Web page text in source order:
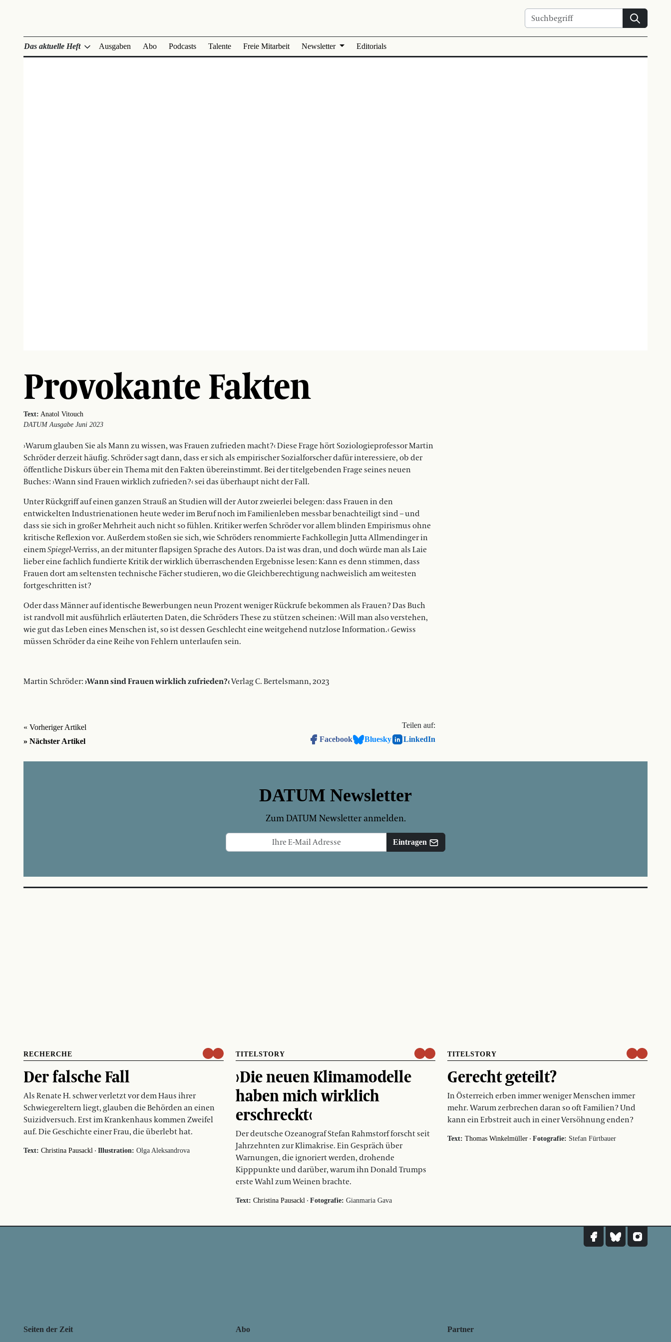
Suchen
Das aktuelle Heft Ausgaben Abo Podcasts Talente Freie Mitarbeit Newsletter Editorials
Provokante Fakten
Text: Anatol Vitouch
DATUM Ausgabe Juni 2023
›Warum glauben Sie als Mann zu wissen, was Frauen zufrieden macht?‹ Diese Frage hört Soziologieprofessor Martin
Schröder derzeit häufig. Schröder sagt dann, dass er sich als empirischer Sozialforscher dafür interessiere, ob der
öffentliche Diskurs über ein Thema mit den Fakten übereinstimmt. Bei der titelgebenden Frage seines neuen
Buches: ›Wann sind Frauen wirklich zufrieden?‹ sei das überhaupt nicht der Fall.
Unter Rückgriff auf einen ganzen Strauß an Studien will der Autor zweierlei belegen: dass Frauen in den
entwickelten Industrienationen heute weder im Beruf noch im Familienleben messbar benachteiligt sind – und
dass sie sich in großer Mehrheit auch nicht so fühlen. Kritiker werfen Schröder vor allem blinden Empirismus ohne
kritische Reflexion vor. Außerdem stoßen sie sich, wie Schröders renommierte Fachkollegin Jutta Allmendinger in
einemSpiegel-Verriss, an der mitunter flapsigen Sprache des Autors. Da ist was dran, und doch würde man als Laie
lieber eine fachlich fundierte Kritik der wirklich überraschenden Ergebnisse lesen: Kann es denn stimmen, dass
Frauen dort am seltensten technische Fächer studieren, wo die Gleichberechtigung nachweislich am weitesten
fortgeschritten ist?
Oder dass Männer auf identische Bewerbungen neun Prozent weniger Rückrufe bekommen als Frauen? Das Buch
ist randvoll mit ausführlich erläuterten Daten, die Schröders These zu stützen scheinen: ›Will man also verstehen,
wie gut das Leben eines Menschen ist, so ist dessen Geschlecht eine weitgehend nutzlose Information.‹ Gewiss
müssen Schröder da eine Reihe von Fehlern unterlaufen sein.
Martin Schröder: ›Wann sind Frauen wirklich zufrieden?‹Verlag C. Bertelsmann, 2023
« Vorheriger Artikel
» Nächster Artikel
Teilen auf:
Facebook
Bluesky LinkedIn
DATUM Newsletter
Zum DATUM Newsletter anmelden.
Eintragen
RECHERCHE
Der falsche Fall
Als Renate H. schwer verletzt vor dem Haus ihrer
Schwiegereltern liegt, glauben die Behörden an einen
Suizidversuch. Erst im Krankenhaus kommen Zweifel
auf. Die Geschichte einer Frau, die überlebt hat.
Text: Christina Pausackl · Illustration: Olga Aleksandrova
TITELSTORY
›Die neuen Klimamodelle
haben mich wirklich
erschreckt‹
Der deutsche Ozeanograf Stefan Rahmstorf forscht seit
Jahrzehnten zur Klimakrise. Ein Gespräch über
Warnungen, die ignoriert werden, drohende
Kipppunkte und darüber, warum ihn Donald Trumps
erste Wahl zum Weinen brachte.
Text: Christina Pausackl· Fotografie: Gianmaria Gava
TITELSTORY
Gerecht geteilt?
In Österreich erben immer weniger Menschen immer
mehr. Warum zerbrechen daran so oft Familien? Und
kann ein Erbstreit auch in einer Versöhnung enden?
Text: Thomas Winkelmüller ·Fotografie: Stefan Fürtbauer
Seiten der Zeit Abo Partner